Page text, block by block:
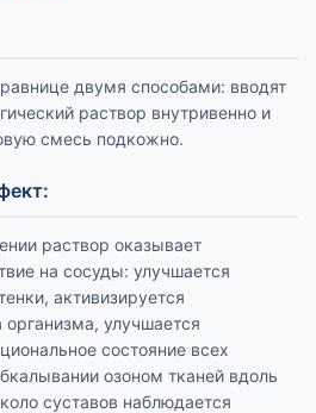
двумя способами: вводят
раствор внутривенно и
смесь подкожно.
раствор оказывает
на сосуды: улучшается
активизируется
организма, улучшается
состояние всех
озоном тканей вдоль
суставов наблюдается